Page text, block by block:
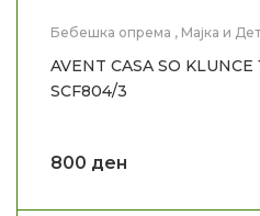
Бебешка опрема , Мајка и
AVENT CASA SO
SCF804/3
800 ден